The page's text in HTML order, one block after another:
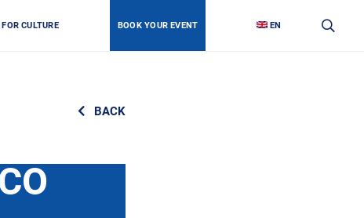
FOR CULTURE BOOK YOUR EVENT EN
BACK